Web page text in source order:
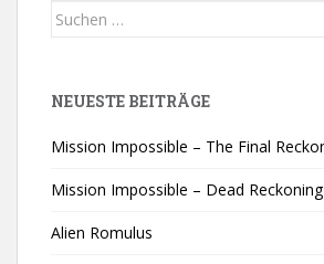
Suchen
NEUESTE BEITRÄGE
Mission Impossible – The Final
Mission Impossible – Dead
Alien Romulus